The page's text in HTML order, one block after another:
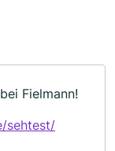
Fielmann!
sehtest/